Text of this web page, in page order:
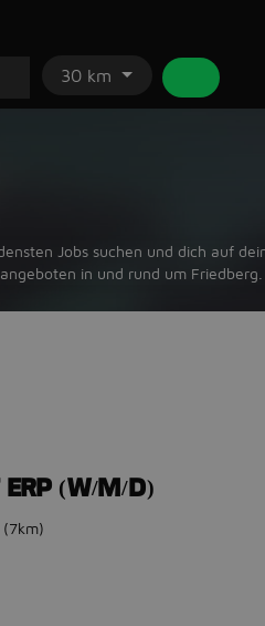
30 km
Jobs suchen und dich auf
in und rund um Friedberg.
ERP (W/M/D)
(7km)